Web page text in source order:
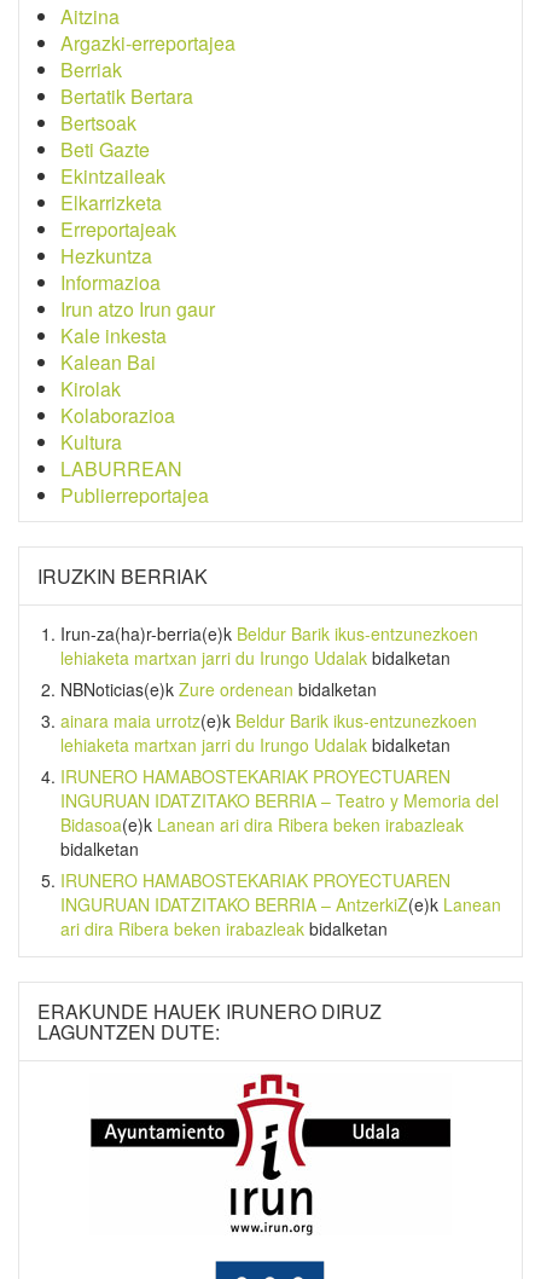
Aitzina
Argazki-erreportajea
Berriak
Bertatik Bertara
Bertsoak
Beti Gazte
Ekintzaileak
Elkarrizketa
Erreportajeak
Hezkuntza
Informazioa
Irun atzo Irun gaur
Kale inkesta
Kalean Bai
Kirolak
Kolaborazioa
Kultura
LABURREAN
Publierreportajea
IRUZKIN BERRIAK
Irun-za(ha)r-berria(e)k Beldur Barik ikus-entzunezkoen
lehiaketa martxan jarri du Irungo Udalak bidalketan
NBNoticias(e)k Zure ordenean bidalketan
ainara maia urrotz(e)k Beldur Barik ikus-entzunezkoen
lehiaketa martxan jarri du Irungo Udalak bidalketan
IRUNERO HAMABOSTEKARIAK PROYECTUAREN
INGURUAN IDATZITAKO BERRIA – Teatro y Memoria del
Bidasoa(e)k Lanean ari dira Ribera beken irabazleak
bidalketan
IRUNERO HAMABOSTEKARIAK PROYECTUAREN
INGURUAN IDATZITAKO BERRIA – AntzerkiZ(e)k Lanean
ari dira Ribera beken irabazleak bidalketan
ERAKUNDE HAUEK IRUNERO DIRUZ
LAGUNTZEN DUTE: